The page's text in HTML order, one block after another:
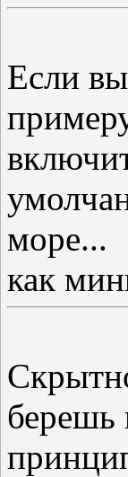
Если
море...
как
берешь